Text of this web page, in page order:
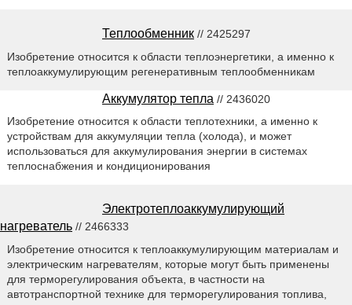
Теплообменник // 2425297
Изобретение относится к области теплоэнергетики, а именно к
теплоаккумулирующим регенеративным теплообменникам
Аккумулятор тепла // 2436020
Изобретение относится к области теплотехники, а именно к
устройствам для аккумуляции тепла (холода), и может
использоваться для аккумулирования энергии в системах
теплоснабжения и кондиционирования
Электротеплоаккумулирующий
нагреватель // 2466333
Изобретение относится к теплоаккумулирующим материалам и
электрическим нагревателям, которые могут быть применены
для терморегулирования объекта, в частности на
автотранспортной технике для терморегулирования топлива,